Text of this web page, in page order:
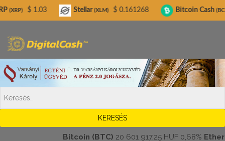
Bitcoin (BTC)20 601 917,25 HUF 0,68% Ethereum
Stellar (XLM) $ 0.161268 Bitcoin Cash(BCH) $ 216.63
Digitalcash.hu